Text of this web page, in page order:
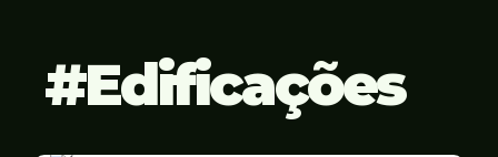
Edificações